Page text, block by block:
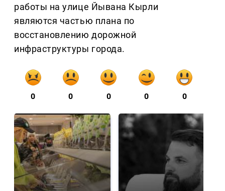
работы на улице Йывана Кырли
являются частью плана по
восстановлению дорожной
инфраструктуры города.
0 0 0 0 0